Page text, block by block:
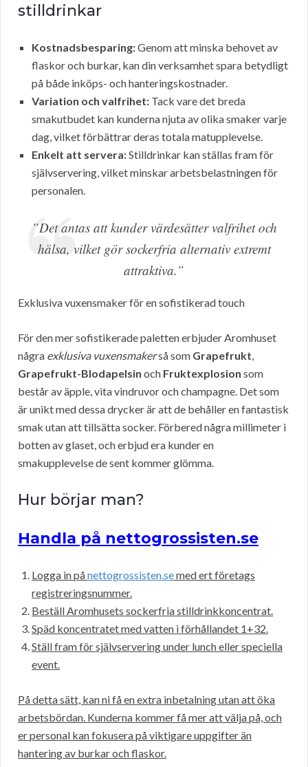
stilldrinkar
Kostnadsbesparing:Genom att minska behovet av
flaskor och burkar, kan din verksamhet spara betydligt
på både inköps- och hanteringskostnader.
Variation och valfrihet: Tack vare det breda
smakutbudet kan kunderna njuta av olika smaker varje
dag, vilket förbättrar deras totala matupplevelse.
Enkelt att servera:Stilldrinkar kan ställas fram för
självservering, vilket minskar arbetsbelastningen för
personalen.
”Det antas att kunder värdesätter valfrihet och
hälsa, vilket gör sockerfria alternativ extremt
attraktiva.”
Exklusiva vuxensmaker för en sofistikerad touch
För den mer sofistikerade paletten erbjuder Aromhuset
några exklusiva vuxensmakerså som Grapefrukt,
Grapefrukt-Blodapelsin och Fruktexplosion som
består av äpple, vita vindruvor och champagne. Det som
är unikt med dessa drycker är att de behåller en fantastisk
smak utan att tillsätta socker. Förbered några millimeter i
botten av glaset, och erbjud era kunder en
smakupplevelse de sent kommer glömma.
Hur börjar man?
Handla på nettogrossisten.se
Logga in pånettogrossisten.semed ert företags
registreringsnummer.
Beställ Aromhusets sockerfria stilldrinkkoncentrat.
Späd koncentratet med vatten i förhållandet 1+32.
Ställ fram för självservering under lunch eller speciella
event.
På detta sätt, kan ni få en extra inbetalning utan att öka
arbetsbördan. Kunderna kommer få mer att välja på, och
er personal kan fokusera på viktigare uppgifter än
hantering av burkar och flaskor.